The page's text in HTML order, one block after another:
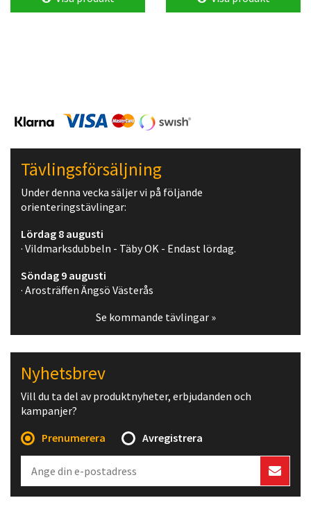
Tävlingsförsäljning
Under denna vecka säljer vi på följande
orienteringstävlingar:
Lördag 8 augusti
· Vildmarksdubbeln - Täby OK - Endast lördag.
Söndag 9 augusti
· Arosträffen Ängsö Västerås
Se kommande tävlingar »
Nyhetsbrev
Vill du ta del av produktnyheter, erbjudanden och
kampanjer?
Prenumerera
Avregistrera